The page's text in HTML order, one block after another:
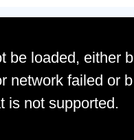
be loaded, either b
network failed or b
is not supported.